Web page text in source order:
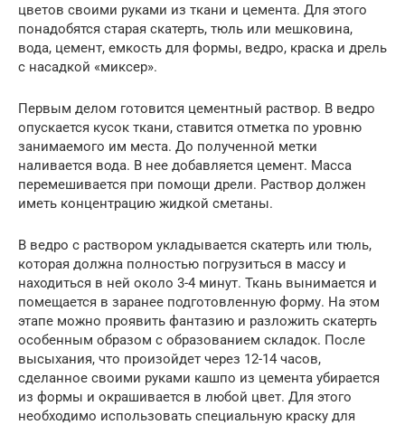
цветов своими руками из ткани и цемента. Для этого
понадобятся старая скатерть, тюль или мешковина,
вода, цемент, емкость для формы, ведро, краска и дрель
с насадкой «миксер».
Первым делом готовится цементный раствор. В ведро
опускается кусок ткани, ставится отметка по уровню
занимаемого им места. До полученной метки
наливается вода. В нее добавляется цемент. Масса
перемешивается при помощи дрели. Раствор должен
иметь концентрацию жидкой сметаны.
В ведро с раствором укладывается скатерть или тюль,
которая должна полностью погрузиться в массу и
находиться в ней около 3-4 минут. Ткань вынимается и
помещается в заранее подготовленную форму. На этом
этапе можно проявить фантазию и разложить скатерть
особенным образом с образованием складок. После
высыхания, что произойдет через 12-14 часов,
сделанное своими руками кашпо из цемента убирается
из формы и окрашивается в любой цвет. Для этого
необходимо использовать специальную краску для